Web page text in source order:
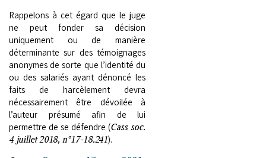
Rappelons à cet égard que le juge
ne peut fonder sa décision
uniquement ou de manière
déterminante sur des témoignages
anonymes de sorte que l’identité du
ou des salariés ayant dénoncé les
faits de harcèlement devra
nécessairement être dévoilée à
l’auteur présumé afin de lui
permettre de se défendre (Cass soc.
4 juillet 2018, n°17-18.241).